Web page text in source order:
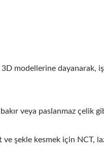
3D modellerine
veya paslanmaz çelik
şekle kesmek için NCT,